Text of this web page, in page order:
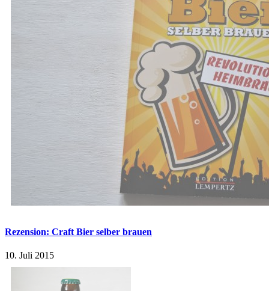
Rezension: Craft Bier selber brauen
10. Juli 2015